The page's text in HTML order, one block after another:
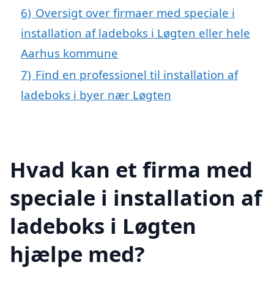
6) Oversigt over firmaer med speciale i
installation af ladeboks i Løgten eller hele
Aarhus kommune
7) Find en professionel til installation af
ladeboks i byer nær Løgten
Hvad kan et firma med
speciale i installation af
ladeboks i Løgten
hjælpe med?